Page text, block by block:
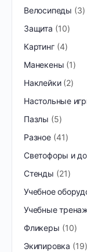
Велосипеды
3
Защита
10
Картинг 4
Манекены 1
Наклейки 2
Настольные
Пазлы
5
Разное 41
Светофоры и
Стенды
21
Учебное
Учебные
Фликеры
10
Экипировка
19